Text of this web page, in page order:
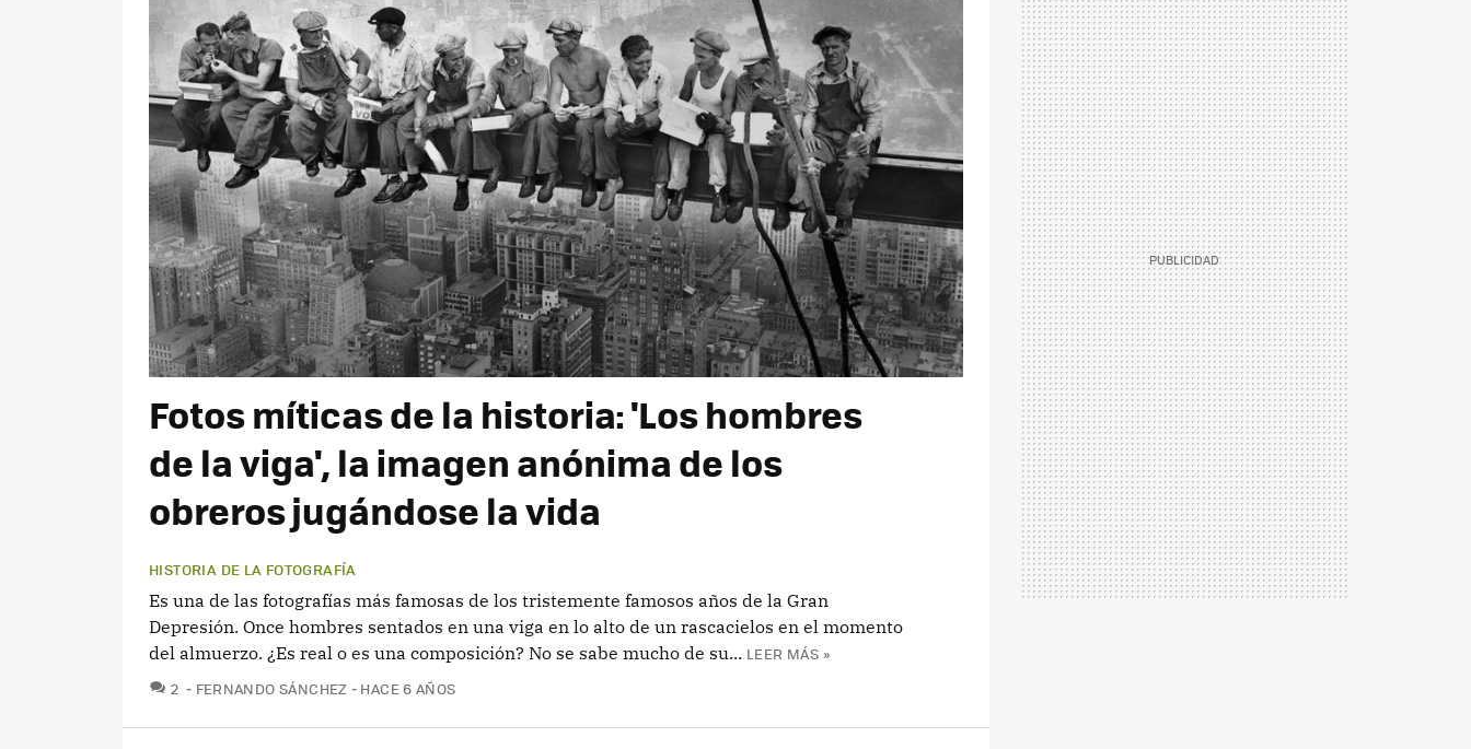
Fotos míticas de la historia: 'Los hombres
de la viga', la imagen anónima de los
obreros jugándose la vida
HISTORIA DE LA FOTOGRAFÍA
Es una de las fotografías más famosas de los tristemente famosos años de la Gran
Depresión. Once hombres sentados en una viga en lo alto de un rascacielos en el momento
del almuerzo. ¿Es real o es una composición? No se sabe mucho de su... LEER MÁS »
2 COMENTARIOS
FERNANDO SÁNCHEZ HACE 6 AÑOS